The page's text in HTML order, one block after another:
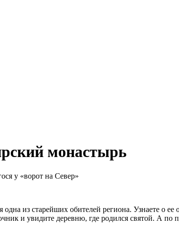
монастырь
у «ворот на Север»
из старейших обителей региона. Узнаете о
и увидите деревню, где родился святой. А по